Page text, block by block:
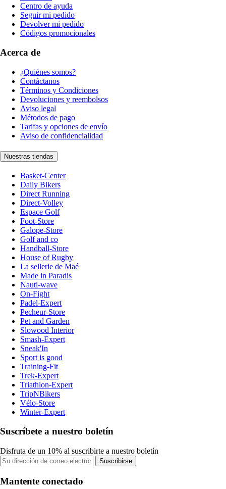
Centro de ayuda
Seguir mi pedido
Devolver mi pedido
Códigos promocionales
Acerca de
¿Quiénes somos?
Contáctanos
Términos y Condiciones
Devoluciones y reembolsos
Aviso legal
Métodos de pago
Tarifas y opciones de envío
Aviso de confidencialidad
Nuestras tiendas
Basket-Center
Daily Bikers
Direct Running
Direct-Volley
Espace Golf
Foot-Store
Galope-Store
Golf and co
Handball-Store
House of Rugby
La sellerie de Maé
Made in Paradis
Nauti-wave
On-Fight
Padel-Expert
Pecheur-Store
Pet and Garden
Slowood Interior
Smash-Expert
Sneak'In
Sport is good
Training-Fit
Trek-Expert
Triathlon-Expert
TripNBikers
Vélo-Store
Winter-Expert
Suscríbete a nuestro boletín
Disfruta de un 10% al suscribirte a nuestro boletín
Suscribirse
Mantente conectado